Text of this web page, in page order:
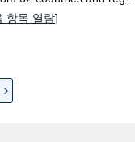
항목 열람]